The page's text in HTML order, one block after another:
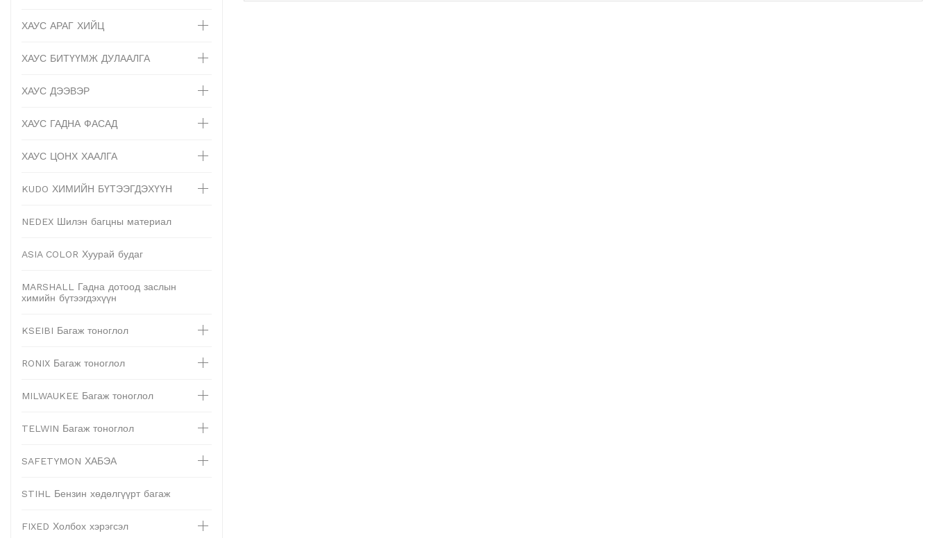
ХАУС АРАГ ХИЙЦ
ХАУС БИТҮҮМЖ ДУЛААЛГА
ХАУС ДЭЭВЭР
ХАУС ГАДНА ФАСАД
ХАУС ЦОНХ ХААЛГА
KUDO ХИМИЙН БҮТЭЭГДЭХҮҮН
NEDEX Шилэн багцны материал
ASIA COLOR Хуурай будаг
MARSHALL Гадна дотоод заслын
химийн бүтээгдэхүүн
KSEIBI Багаж тоноглол
RONIX Багаж тоноглол
MILWAUKEE Багаж тоноглол
TELWIN Багаж тоноглол
SAFETYMON ХАБЭА
STIHL Бензин хөдөлгүүрт багаж
FIXED Холбох хэрэгсэл